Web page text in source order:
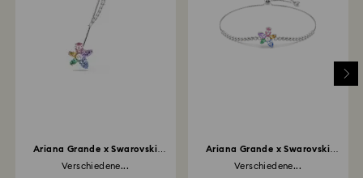
Ariana Grande x Swarovski
Verschiedene...
Ariana Grande x Swarovski
Verschiedene...